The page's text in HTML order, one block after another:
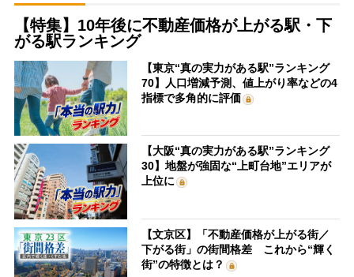
【特集】10年後に不動産価格が上がる駅・下
がる駅ランキング
【東京“真の実力がある駅”ランキング
70】人口増減予測、値上がり率などの4
指標で多角的に評価
【大阪“真の実力がある駅”ランキング
30】地盤が強固な“上町台地”エリアが
上位に
【文京区】「不動産価格が上がる街／
下がる街」の街間格差 これから“輝く
街”の特徴とは？